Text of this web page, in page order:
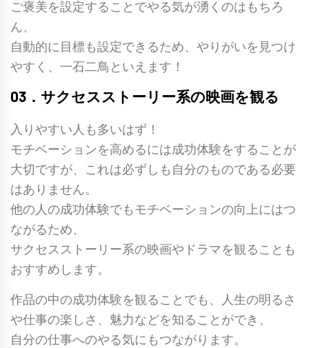
ご褒美を設定することでやる気が湧くのはもちろ
ん、
自動的に目標も設定できるため、やりがいを見つけ
やすく、一石二鳥といえます！
03．サクセスストーリー系の映画を観る
入りやすい人も多いはず！
モチベーションを高めるには成功体験をすることが
大切ですが、これは必ずしも自分のものである必要
はありません。
他の人の成功体験でもモチベーションの向上にはつ
ながるため、
サクセスストーリー系の映画やドラマを観ることも
おすすめします。
作品の中の成功体験を観ることでも、人生の明るさ
や仕事の楽しさ、魅力などを知ることができ、
自分の仕事へのやる気にもつながります。